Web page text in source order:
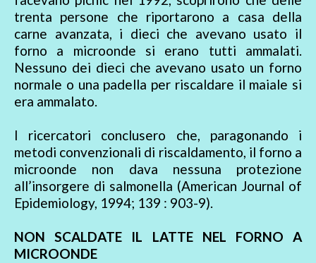
trenta persone che riportarono a casa della
carne avanzata, i dieci che avevano usato il
forno a microonde si erano tutti ammalati.
Nessuno dei dieci che avevano usato un forno
normale o una padella per riscaldare il maiale si
era ammalato.
I ricercatori conclusero che, paragonando i
metodi convenzionali di riscaldamento, il forno a
microonde non dava nessuna protezione
all’insorgere di salmonella (American Journal of
Epidemiology, 1994; 139 : 903-9).
NON SCALDATE IL LATTE NEL FORNO A
MICROONDE